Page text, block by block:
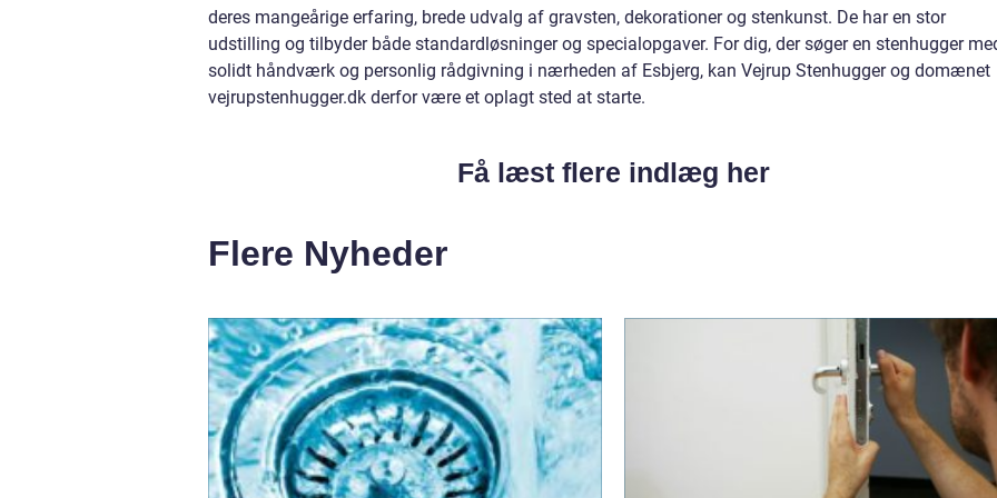
deres mangeårige erfaring, brede udvalg af gravsten, dekorationer og stenkunst. De har en stor
udstilling og tilbyder både standardløsninger og specialopgaver. For dig, der søger en stenhugger
solidt håndværk og personlig rådgivning i nærheden af Esbjerg, kan Vejrup Stenhugger og domænet
vejrupstenhugger.dk derfor være et oplagt sted at starte.
Få læst flere indlæg her
Flere Nyheder